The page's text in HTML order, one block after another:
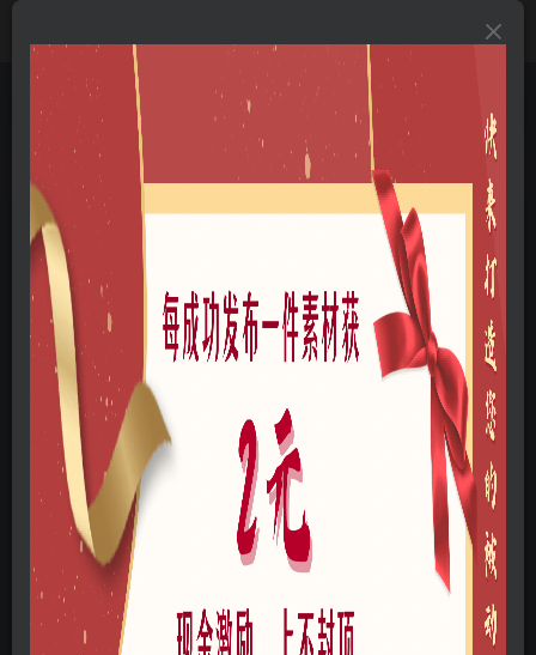
首页 B-方案文本 B0104-公园景观 正文
温州万全市民公园景观方案设计下载 PDF
我是一名景观设计师
关注 私信
6